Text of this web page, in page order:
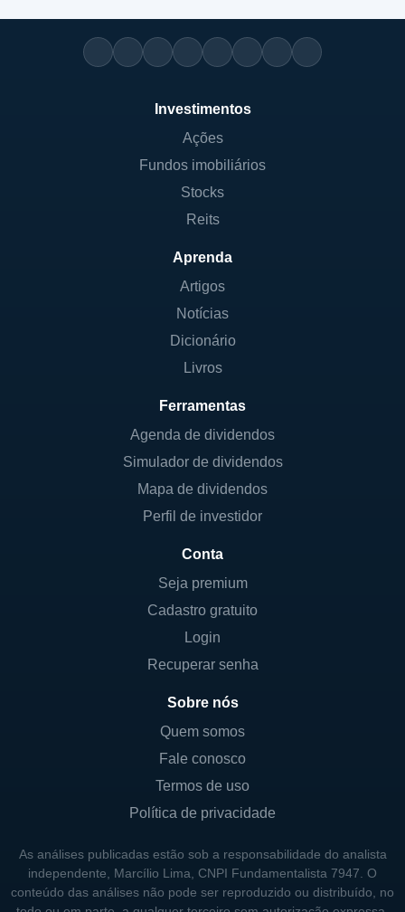
Investimentos
Ações
Fundos imobiliários
Stocks
Reits
Aprenda
Artigos
Notícias
Dicionário
Livros
Ferramentas
Agenda de dividendos
Simulador de dividendos
Mapa de dividendos
Perfil de investidor
Conta
Seja premium
Cadastro gratuito
Login
Recuperar senha
Sobre nós
Quem somos
Fale conosco
Termos de uso
Política de privacidade
As análises publicadas estão sob a responsabilidade do analista
independente, Marcílio Lima, CNPI Fundamentalista 7947. O
conteúdo das análises não pode ser reproduzido ou distribuído, no